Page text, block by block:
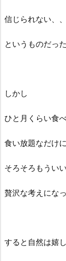
信じられない、、
というものだった
しかし
ひと月くらい食
食い放題なだけに
そろそろもうい
贅沢な考えにな
すると自然は嬉